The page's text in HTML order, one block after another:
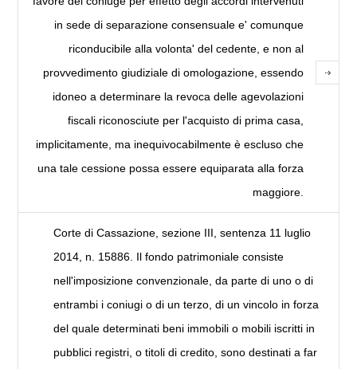
in sede di separazione consensuale e' comunque
riconducibile alla volonta' del cedente, e non al
provvedimento giudiziale di omologazione, essendo
idoneo a determinare la revoca delle agevolazioni
fiscali riconosciute per l'acquisto di prima casa,
implicitamente, ma inequivocabilmente è escluso che
una tale cessione possa essere equiparata alla forza
maggiore.
Corte di Cassazione, sezione III, sentenza 11 luglio
2014, n. 15886. Il fondo patrimoniale consiste
nell'imposizione convenzionale, da parte di uno o di
entrambi i coniugi o di un terzo, di un vincolo in forza
del quale determinati beni immobili o mobili iscritti in
pubblici registri, o titoli di credito, sono destinati a far